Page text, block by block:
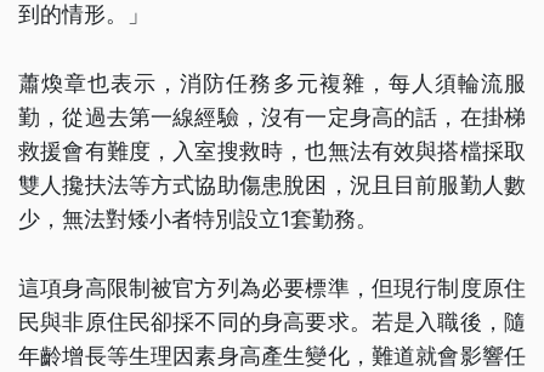
到的情形。」
蕭煥章也表示，消防任務多元複雜，每人須輪流服
勤，從過去第一線經驗，沒有一定身高的話，在掛梯
救援會有難度，入室搜救時，也無法有效與搭檔採取
雙人攙扶法等方式協助傷患脫困，況且目前服勤人數
少，無法對矮小者特別設立1套勤務。
這項身高限制被官方列為必要標準，但現行制度原住
民與非原住民卻採不同的身高要求。若是入職後，隨
年齡增長等生理因素身高產生變化，難道就會影響任